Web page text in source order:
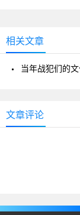
相关文章
当年战犯们的
文章评论